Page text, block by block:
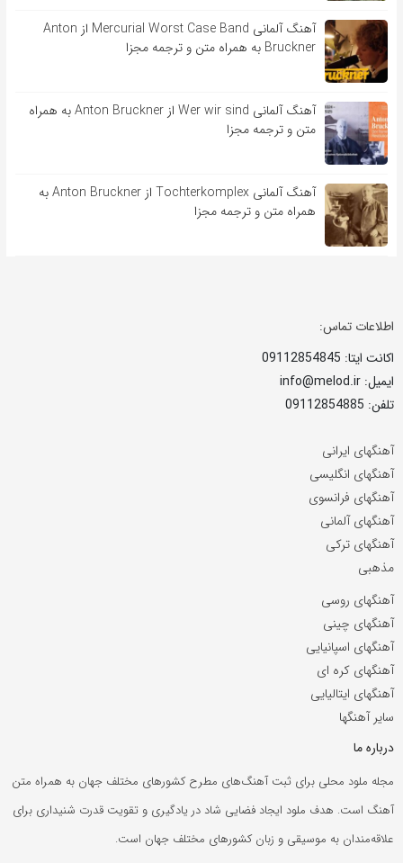
آهنگ آلمانی Mercurial Worst Case Band از Anton
Bruckner به همراه متن و ترجمه مجزا
آهنگ آلمانی Wer wir sind از Anton Bruckner به همراه
متن و ترجمه مجزا
آهنگ آلمانی Tochterkomplex از Anton Bruckner به
همراه متن و ترجمه مجزا
اطلاعات تماس:
اکانت ایتا: 09112854845
ایمیل: info@melod.ir
تلفن: 09112854885
آهنگهای ایرانی
آهنگهای انگلیسی
آهنگهای فرانسوی
آهنگهای آلمانی
آهنگهای ترکی
مذهبی
آهنگهای روسی
آهنگهای چینی
آهنگهای اسپانیایی
آهنگهای کره ای
آهنگهای ایتالیایی
سایر آهنگها
درباره ما
مجله ملود محلی برای ثبت آهنگ‌های مطرح کشورهای مختلف جهان به همراه متن
آهنگ است. هدف ملود ایجاد فضایی شاد در یادگیری و تقویت قدرت شنیداری برای
علاقه‌مندان به موسیقی و زبان کشورهای مختلف جهان است.